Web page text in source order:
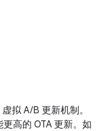
拟 A/B 更新机制。
高的 OTA 更新。如